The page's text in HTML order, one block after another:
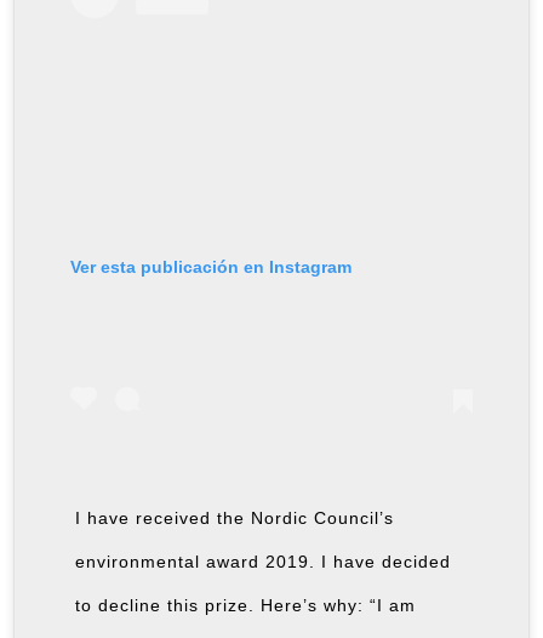
Ver esta publicación en Instagram
I have received the Nordic Council’s
environmental award 2019. I have decided
to decline this prize. Here’s why: “I am